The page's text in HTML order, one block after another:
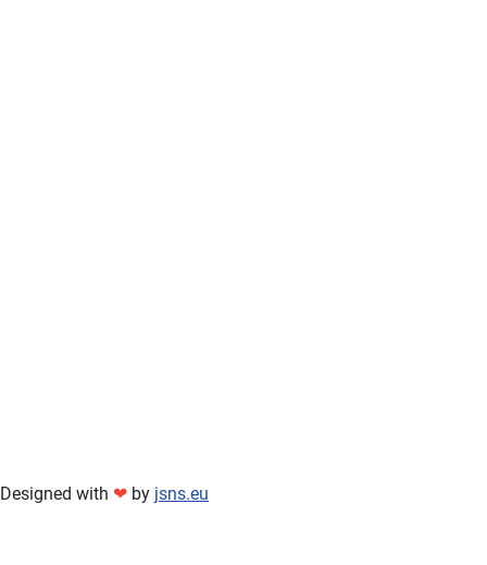
Designed with ❤ by jsns.eu